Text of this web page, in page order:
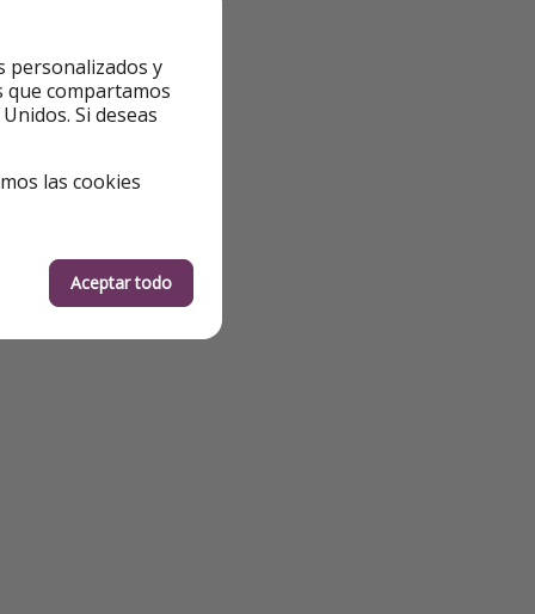
personalizados y
que compartamos
Si deseas
las cookies
Aceptar todo